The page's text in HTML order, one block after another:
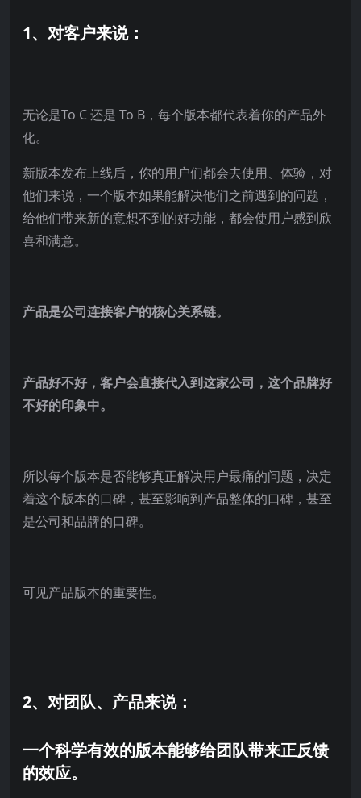
1、对客户来说：
无论是To C 还是 To B，每个版本都代表着你的产品外
化。
新版本发布上线后，你的用户们都会去使用、体验，对
他们来说，一个版本如果能解决他们之前遇到的问题，
给他们带来新的意想不到的好功能，都会使用户感到欣
喜和满意。
产品是公司连接客户的核心关系链。
产品好不好，客户会直接代入到这家公司，这个品牌好
不好的印象中。
所以每个版本是否能够真正解决用户最痛的问题，决定
着这个版本的口碑，甚至影响到产品整体的口碑，甚至
是公司和品牌的口碑。
可见产品版本的重要性。
2、对团队、产品来说：
一个科学有效的版本能够给团队带来正反馈
的效应。